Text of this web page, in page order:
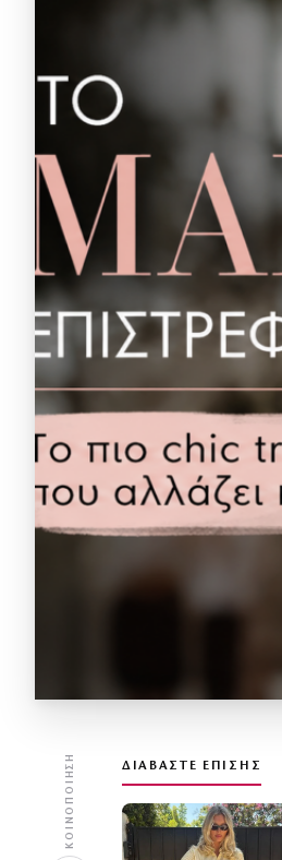
ΚΟΙΝΟΠΟΊΗΣΗ ΔΙΑΒΆΣΤΕ ΕΠΊΣΗΣ